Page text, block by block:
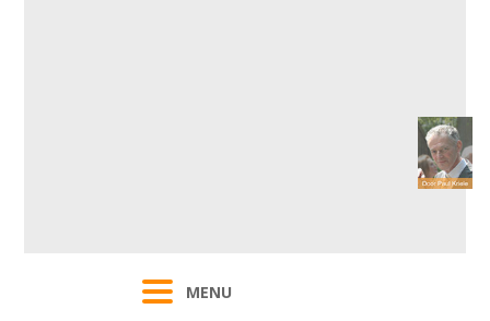
MENU